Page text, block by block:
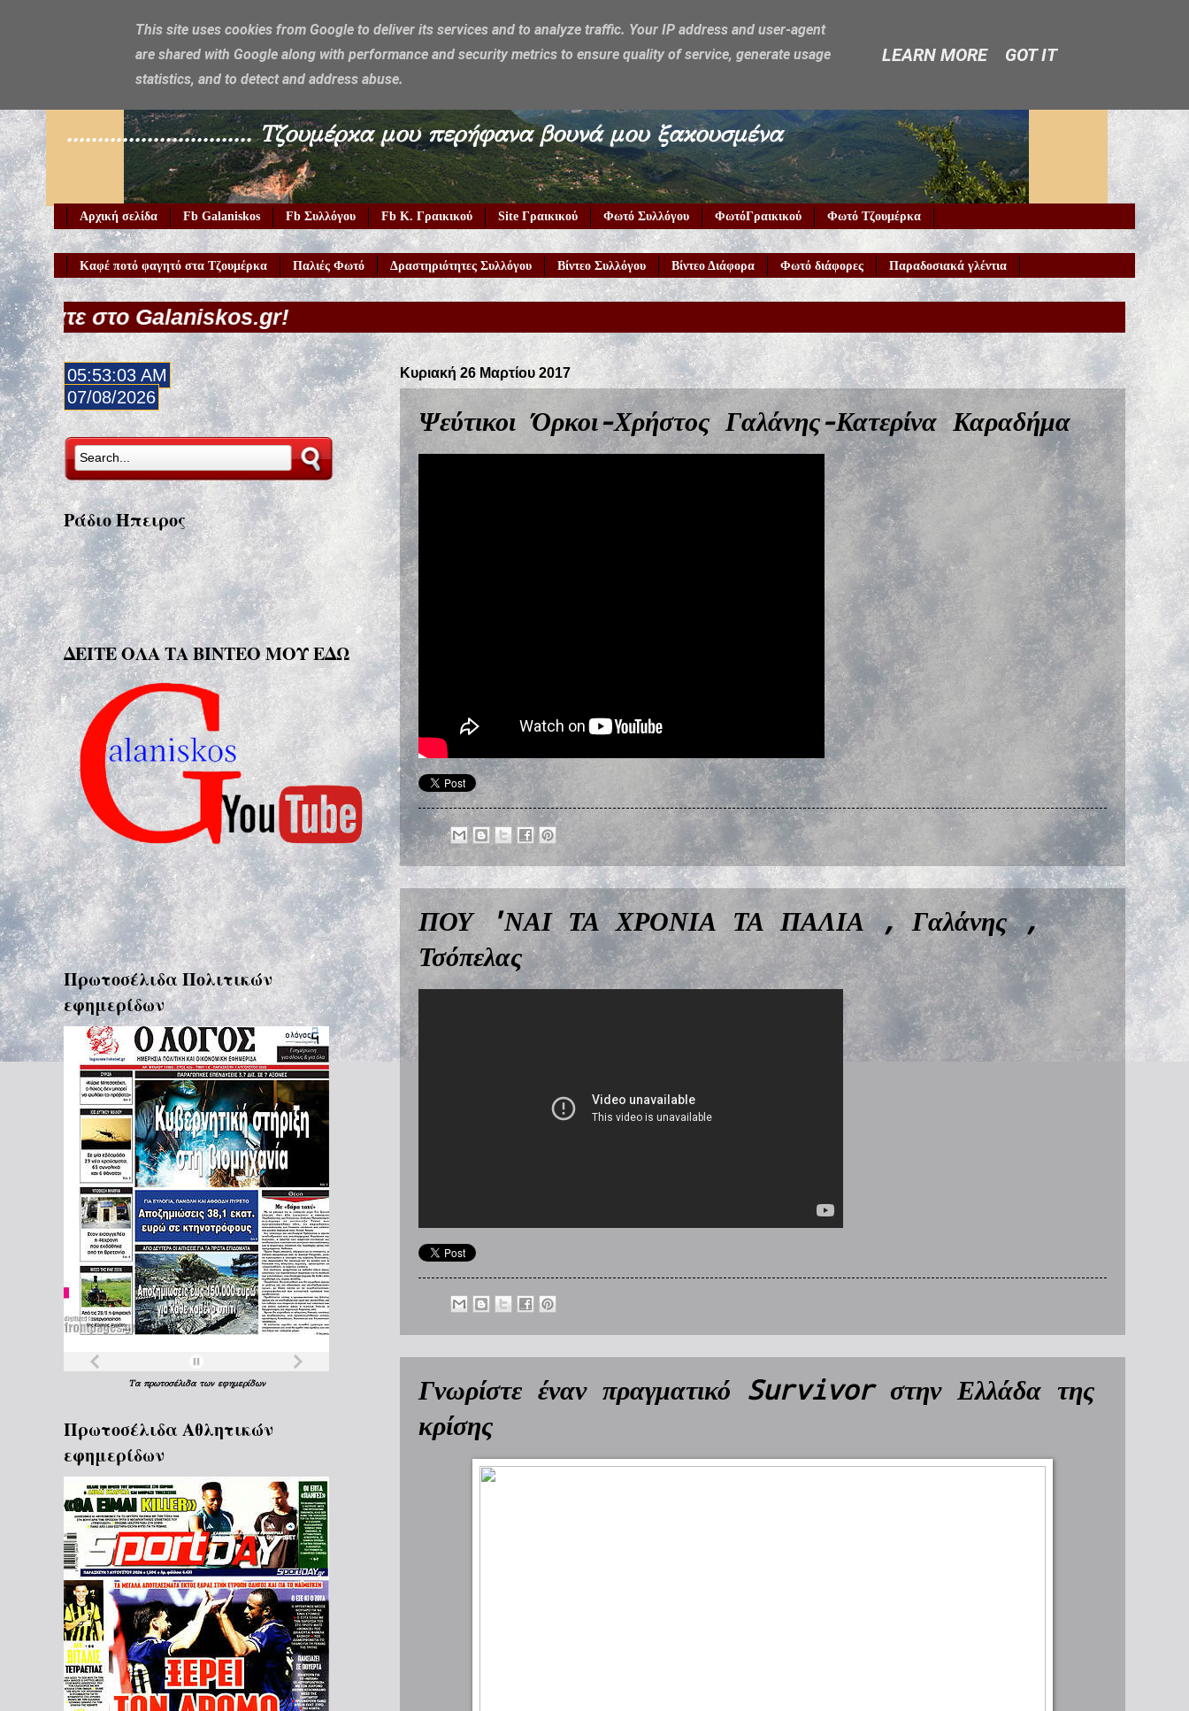
Galaniskos
.............................. Τζουμέρκα μου περήφανα βουνά μου ξακουσμένα
Αρχική σελίδα Fb Galaniskos Fb Συλλόγου Fb Κ. Γραικικού Site Γραικικού Φωτό Συλλόγου ΦωτόΓραικικού Φωτό Τζουμέρκα
Καφέ ποτό φαγητό στα Τζουμέρκα Παλιές Φωτό Δραστηριότητες Συλλόγου Βίντεο Συλλόγου Βίντεο Διάφορα Φωτό διάφορες Παραδοσιακά γλέντια
Κυριακή 26 Μαρτίου 2017
Ψεύτικοι Όρκοι-Χρήστος Γαλάνης-Κατερίνα Καραδήμα
ΠΟΥ 'ΝΑΙ ΤΑ ΧΡΟΝΙΑ ΤΑ ΠΑΛΙΑ , Γαλάνης ,
Τσόπελας
Γνωρίστε έναν πραγματικό Survivor στην Ελλάδα της
κρίσης
05:53:05 AM
07/08/2026
Ράδιο Ήπειρος
ΔΕΙΤΕ ΟΛΑ ΤΑ ΒΙΝΤΕΟ ΜΟΥ ΕΔΩ
Πρωτοσέλιδα Πολιτικών
εφημερίδων
Τα πρωτοσέλιδα των εφημερίδων
Πρωτοσέλιδα Aθλητικών
εφημερίδων
This site uses cookies from Google to deliver its services and to analyze traffic. Your IP address and user-agent
are shared with Google along with performance and security metrics to ensure quality of service, generate usage
statistics, and to detect and address abuse.
LEARN MORE GOT IT